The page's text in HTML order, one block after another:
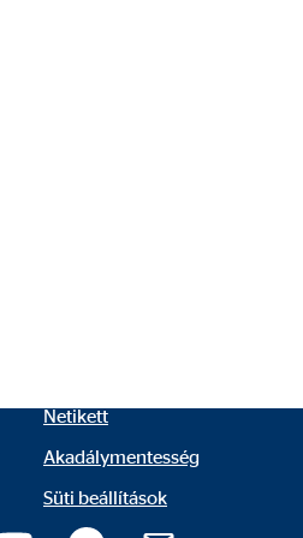
Netikett
Akadálymentesség
Süti beállítások